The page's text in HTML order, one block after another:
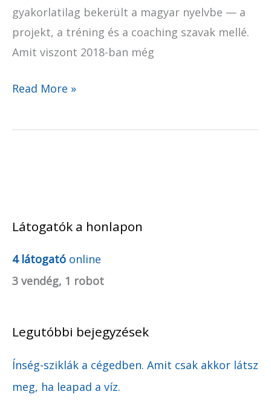
gyakorlatilag bekerült a magyar nyelvbe — a
projekt, a tréning és a coaching szavak mellé.
Amit viszont 2018-ban még
Read More »
Látogatók a honlapon
4 látogató online
3 vendég, 1 robot
Legutóbbi bejegyzések
Ínség-sziklák a cégedben. Amit csak akkor látsz
meg, ha leapad a víz.
A
v
u